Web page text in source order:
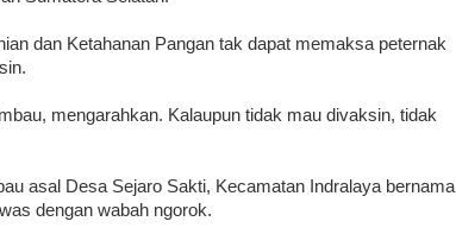
dan Ketahanan Pangan tak dapat memaksa peternak
mengarahkan. Kalaupun tidak mau divaksin, tidak
asal Desa Sejaro Sakti, Kecamatan Indralaya bernama
dengan wabah ngorok.